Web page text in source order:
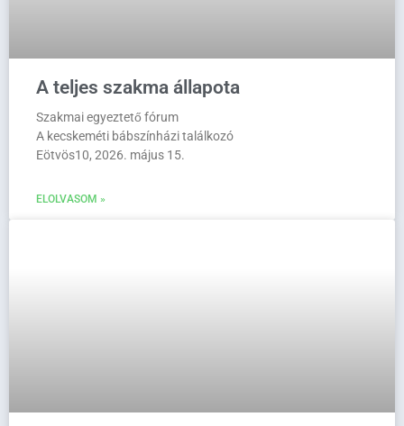
A teljes szakma állapota
Szakmai egyeztető fórum
A kecskeméti bábszínházi találkozó
Eötvös10, 2026. május 15.
ELOLVASOM »